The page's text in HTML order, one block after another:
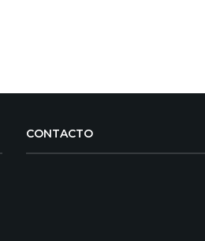
CONTACTO